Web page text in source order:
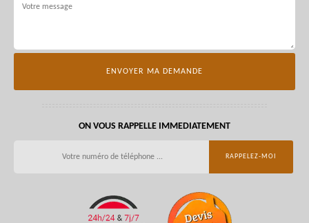
ON VOUS RAPPELLE IMMEDIATEMENT